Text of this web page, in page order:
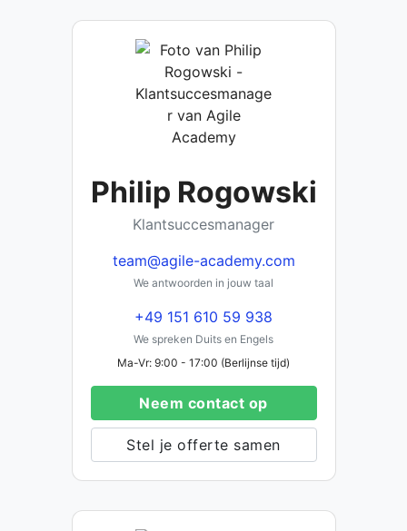
Philip Rogowski
Klantsuccesmanager
team@agile-academy.com
We antwoorden in jouw taal
+49 151 610 59 938
We spreken Duits en Engels
Ma-Vr: 9:00 - 17:00 (Berlijnse tijd)
Neem contact op
Stel je offerte samen